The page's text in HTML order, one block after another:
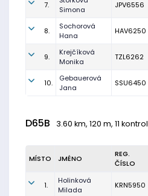
7.
Simona
JPV6556
8.
Sochorová
Hana
HAV6250
9.
Krejčíková
Monika
TZL6262
10.
Gebauerová
Jana
SSU6450
D65B 3.60 km, 120 m, 11 kontrol
MÍSTO JMÉNO
REG.
ČÍSLO
1.
Holinková
Milada
KRN5950